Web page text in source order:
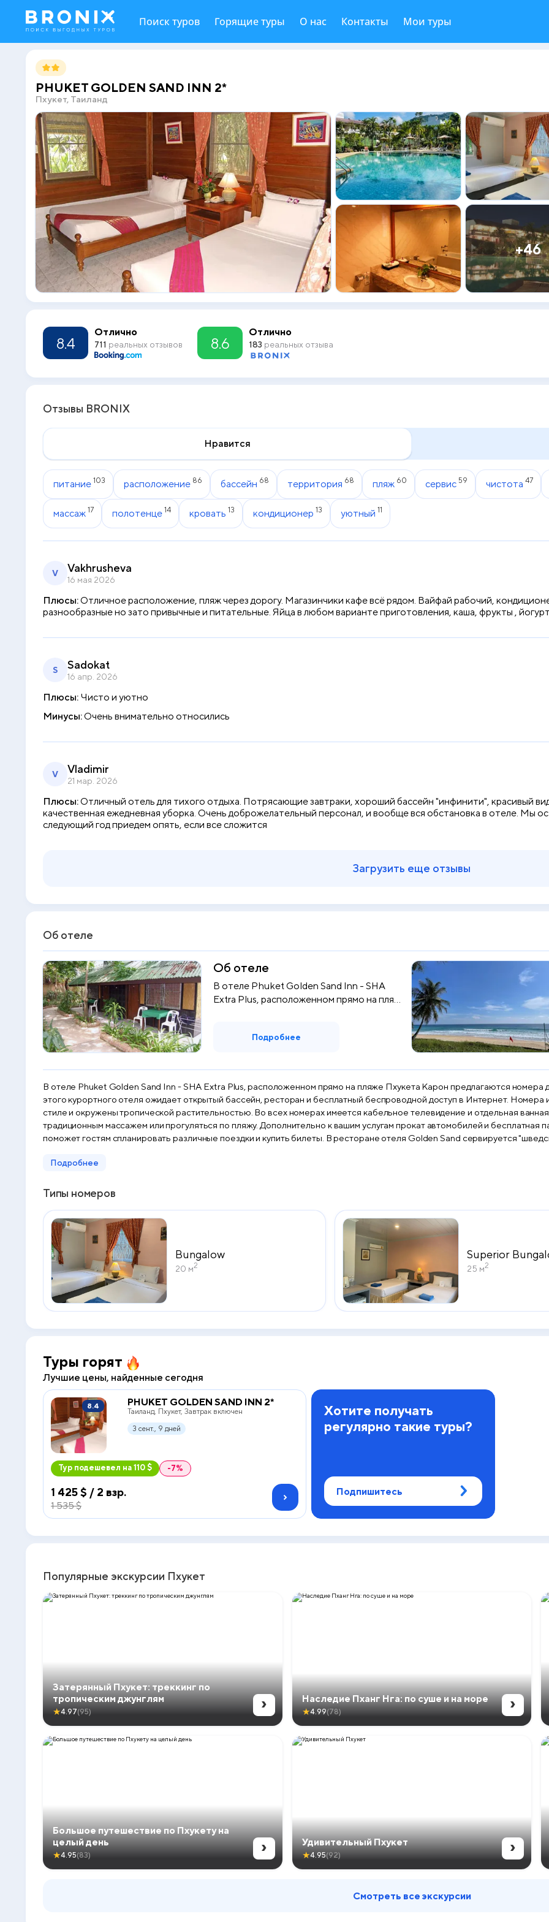
Поиск туров Горящие туры О нас Контакты Мои туры
PHUKET GOLDEN SAND INN 2*
Пхукет, Таиланд
+46
8.4
Отлично
711 реальных отзывов 8.6
Отлично
183 реальных отзыва
Отзывы BRONIX
Нравится
питание 103 расположение 86 бассейн 68 территория 68 пляж 60 сервис 59 чистота 47
массаж 17 полотенце 14 кровать 13 кондиционер 13 уютный 11
V Vakhrusheva
16 мая 2026
Плюсы:Отличное расположение, пляж через дорогу. Магазинчики кафе всё рядом. Вайфай рабочий,
разнообразные но зато привычные и питательные. Яйца в любом варианте приготовления, каша, фрукты ,
S Sadokat
16 апр. 2026
Плюсы: Чисто и уютно
Минусы:Очень внимательно относились
V Vladimir
21 мар. 2026
Плюсы:Отличный отель для тихого отдыха. Потрясающие завтраки, хороший бассейн "инфинити", красивый
качественная ежедневная уборка. Очень доброжелательный персонал, и вообще вся обстановка в отеле. Мы
следующий год приедем опять, если все сложится
Загрузить еще отзывы
Об отеле
Об отеле
В отеле Phuket Golden Sand Inn - SHA
Extra Plus, расположенном прямо на пля...
Подробнее
В отеле Phuket Golden Sand Inn - SHA Extra Plus, расположенном прямо на пляже Пхукета Карон предлагаются номера
этого курортного отеля ожидает открытый бассейн, ресторан и бесплатный беспроводной доступ в Интернет. Номера и бунгало комплекса Golden Sand оформлены в тайском
стиле и окружены тропической растительностью. Во всех номерах имеется кабельное телевидение и отдельная ванная комната с душем. Постояльцы
традиционным массажем или прогуляться по пляжу. Дополнительно к вашим услугам прокат автомобилей и бесплатная
поможет гостям спланировать различные поездки и купить билеты. В ресторане отеля Golden Sand сервируется "шведский стол", включающий блюда тайской и
от международного аэропорта Пхукета.
Подробнее
Типы номеров
Bungalow
20 м2
Superior
25 м2
Туры горят
Лучшие цены, найденные сегодня
8.4 PHUKET GOLDEN SAND INN 2*
Таиланд, Пхукет, Завтрак включен
3 сент., 9 дней
Тур подешевел на 110 $ -7%
1 425 $ / 2 взр.
1 535 $
Хотите получать
регулярно такие туры?
Подпишитесь
Популярные экскурсии Пхукет
Затерянный Пхукет: треккинг по
тропическим джунглям
★4.97(95) › Наследие Пханг Нга: по суше и на море
★4.99(78) ›
Большое путешествие по Пхукету на
целый день
★4.95(83) › Удивительный Пхукет
★4.95(92) ›
Смотреть все экскурсии